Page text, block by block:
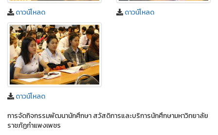
ดาวน์โหลด ดาวน์โหลด
ดาวน์โหลด
การจัดกิจกรรมพัฒนานักศึกษา สวัสดิการและบริการนักศึกษามหาวิทยาลัย
ราชภัฏกำแพงเพชร